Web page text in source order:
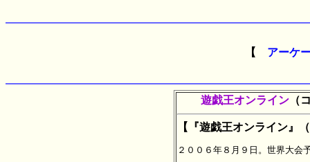
【 アーケ
遊戯王オンライン （
【『遊戯王オンライン』
２００６年８月９日。世界大会